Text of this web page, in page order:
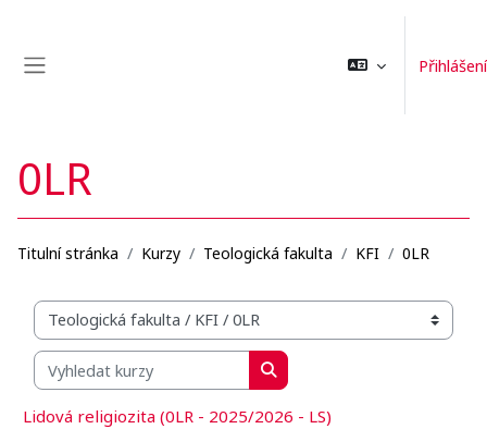
Přihlášení
0LR
Titulní stránka Kurzy Teologická fakulta KFI 0LR
Organizační struktura kurzů
Vyhledat kurzy
Vyhledat kurzy
Lidová religiozita (0LR - 2025/2026 - LS)